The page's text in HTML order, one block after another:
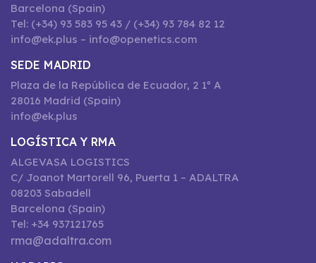
Barcelona (Spain)
Tel: (+34) 93 583 95 43 / (+34) 93 784 82 12
info@ek.plus – info@openetics.com
SEDE MADRID
Plaza de la República de Ecuador, 2 1º A
28016 Madrid (Spain)
info@ek.plus
LOGÍSTICA Y RMA
ALGEVASA LOGISTICS
C/ Joanot Martorell 96, Puerta 1 – ADALTRA
08203 Sabadell
Barcelona (Spain)
Tel: +34 937121765
rma@adaltra.com